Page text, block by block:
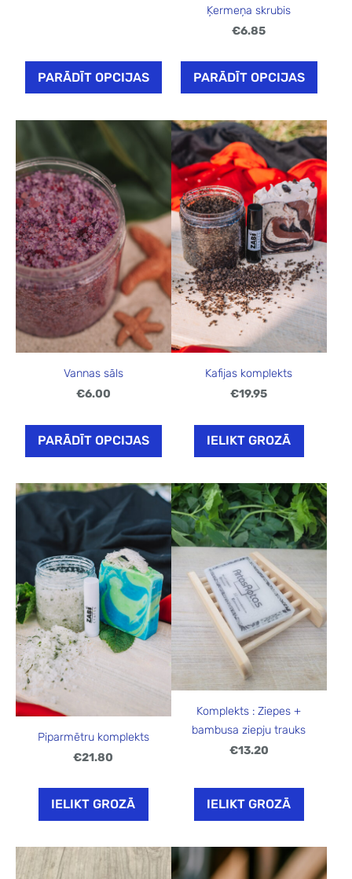
PARĀDĪT OPCIJAS
Ķermeņa skrubis
€6.85
PARĀDĪT OPCIJAS
Vannas sāls
€6.00
PARĀDĪT OPCIJAS
Kafijas komplekts
€19.95
IELIKT GROZĀ
Piparmētru komplekts
€21.80
IELIKT GROZĀ
Komplekts : Ziepes +
bambusa ziepju trauks
€13.20
IELIKT GROZĀ